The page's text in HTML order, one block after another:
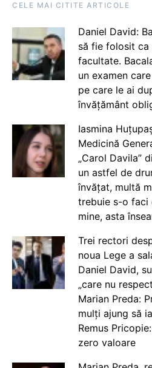
CELE MAI CITITE ARTICOLE
Daniel David:
să fie folosit ca
facultate.
un examen
pe care le ai
învățământ
Iasmina
Medicină
„Carol Davila”
un astfel de
învățat, multă
trebuie s-o faci
mine, asta
Trei rectori
noua Lege a
Daniel David,
„care nu
Marian Preda:
mulți ajung să
Remus
zero valoare